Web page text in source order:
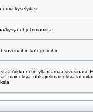
kyselyitäsi.
kysyä ohjelmoinnista.
sovi muihin kategorioihin
Arkku.netin ylläpitämää sivustoasi.
mainoksia, uhkapelimainoksia tai